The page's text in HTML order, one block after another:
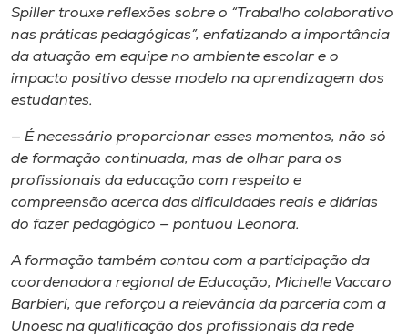
Spiller trouxe reflexões sobre o “Trabalho colaborativo
nas práticas pedagógicas”, enfatizando a importância
da atuação em equipe no ambiente escolar e o
impacto positivo desse modelo na aprendizagem dos
estudantes.
— É necessário proporcionar esses momentos, não só
de formação continuada, mas de olhar para os
profissionais da educação com respeito e
compreensão acerca das dificuldades reais e diárias
do fazer pedagógico — pontuou Leonora.
A formação também contou com a participação da
coordenadora regional de Educação, Michelle Vaccaro
Barbieri, que reforçou a relevância da parceria com a
Unoesc na qualificação dos profissionais da rede